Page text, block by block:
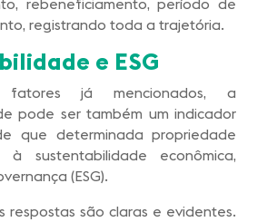
rebeneficiamento, período de
registrando toda a trajetória.
e ESG
já mencionados, a
pode ser também um indicador
que determinada propriedade
sustentabilidade econômica,
(ESG).
respostas são claras e evidentes.